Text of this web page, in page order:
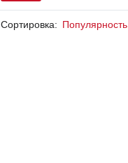
Сортировка: Популярность